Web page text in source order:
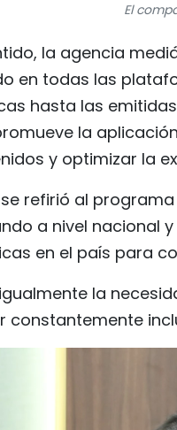
El
la agencia
en todas las
hasta las
la
y optimizar la
refirió al
a nivel nacional
en el país para
la
constantemente